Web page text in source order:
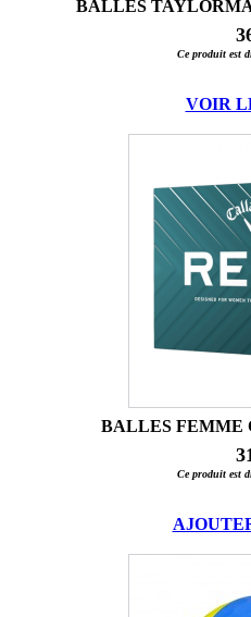
BALLES
Ce produit est
VOIR
BALLES FEMME
Ce produit est